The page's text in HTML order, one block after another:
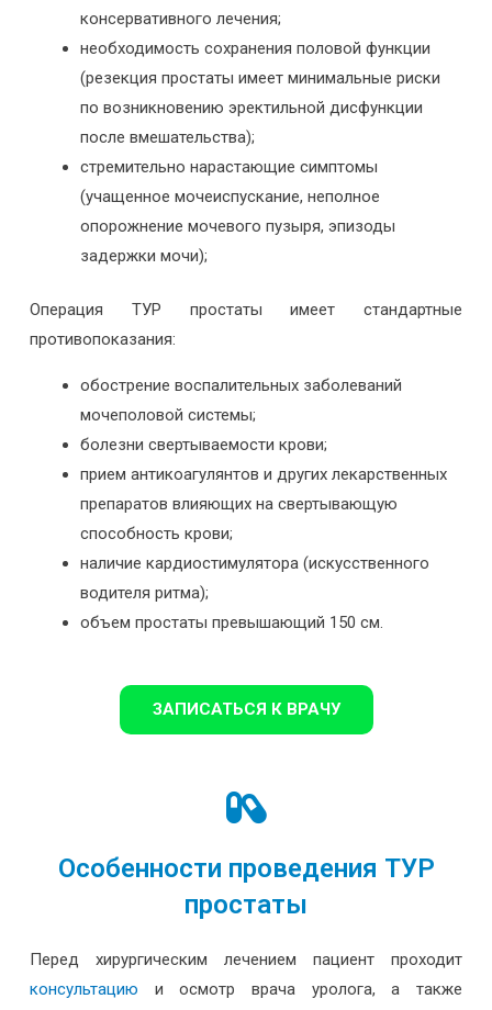
консервативного лечения;
необходимость сохранения половой функции
(резекция простаты имеет минимальные риски
по возникновению эректильной дисфункции
после вмешательства);
стремительно нарастающие симптомы
(учащенное мочеиспускание, неполное
опорожнение мочевого пузыря, эпизоды
задержки мочи);
Операция ТУР простаты имеет стандартные
противопоказания:
обострение воспалительных заболеваний
мочеполовой системы;
болезни свертываемости крови;
прием антикоагулянтов и других лекарственных
препаратов влияющих на свертывающую
способность крови;
наличие кардиостимулятора (искусственного
водителя ритма);
объем простаты превышающий 150 см.
ЗАПИСАТЬСЯ К ВРАЧУ
Особенности проведения ТУР
простаты
Перед хирургическим лечением пациент проходит
консультацию и осмотр врача уролога, а также